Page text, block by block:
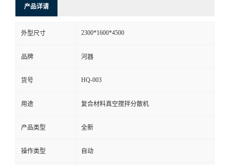
在
产品详请
外型尺寸 2300*1600*4500
品牌 河器
货号 HQ-003
用途 复合材料真空搅拌分散机
产品类型 全新
操作类型 自动